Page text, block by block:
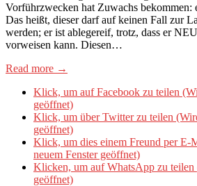
Vorführzwecken hat Zuwachs bekommen:
Das heißt, dieser darf auf keinen Fall zur
werden; er ist ablegereif, trotz, dass er
vorweisen kann. Diesen…
Read more →
Klick, um auf Facebook zu teilen
geöffnet)
Klick, um über Twitter zu teilen
geöffnet)
Klick, um dies einem Freund per E-
neuem Fenster geöffnet)
Klicken, um auf WhatsApp zu teilen
geöffnet)